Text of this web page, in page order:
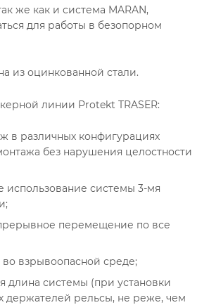
же как и система MARAN,
для работы в безопорном
из оцинкованной стали.
линии Protekt TRASER:
в различных конфигурациях
без нарушения целостности
использование системы 3-мя
перемещение по все
взрывоопасной среде;
длина системы (при установки
держателей рельсы, не реже, чем